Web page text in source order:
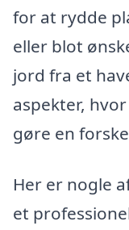
for at rydde
eller blot
jord fra et
aspekter,
gøre en
Her er nogle
et